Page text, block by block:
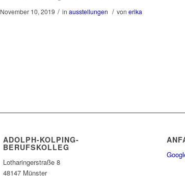
November 10, 2019 / in ausstellungen / von erika
ADOLPH-KOLPING-
BERUFSKOLLEG
Lotharingerstraße 8
48147 Münster